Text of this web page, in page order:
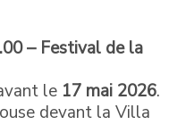
– Festival de la
le 17 mai 2026.
devant la Villa